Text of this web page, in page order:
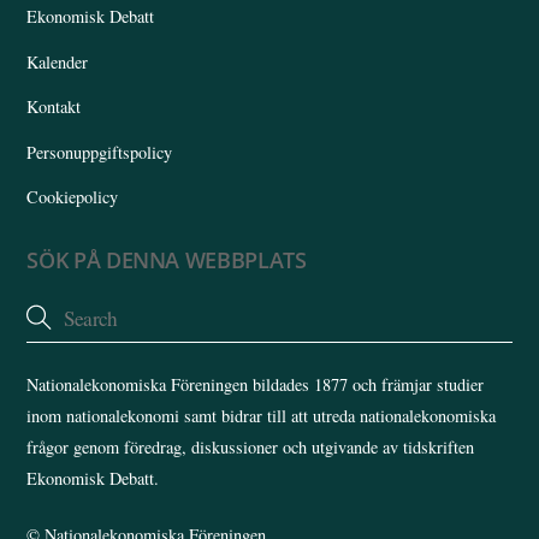
Ekonomisk Debatt
Kalender
Kontakt
Personuppgiftspolicy
Cookiepolicy
SÖK PÅ DENNA WEBBPLATS
Nationalekonomiska Föreningen bildades 1877 och främjar studier
inom nationalekonomi samt bidrar till att utreda nationalekonomiska
frågor genom föredrag, diskussioner och utgivande av tidskriften
Ekonomisk Debatt.